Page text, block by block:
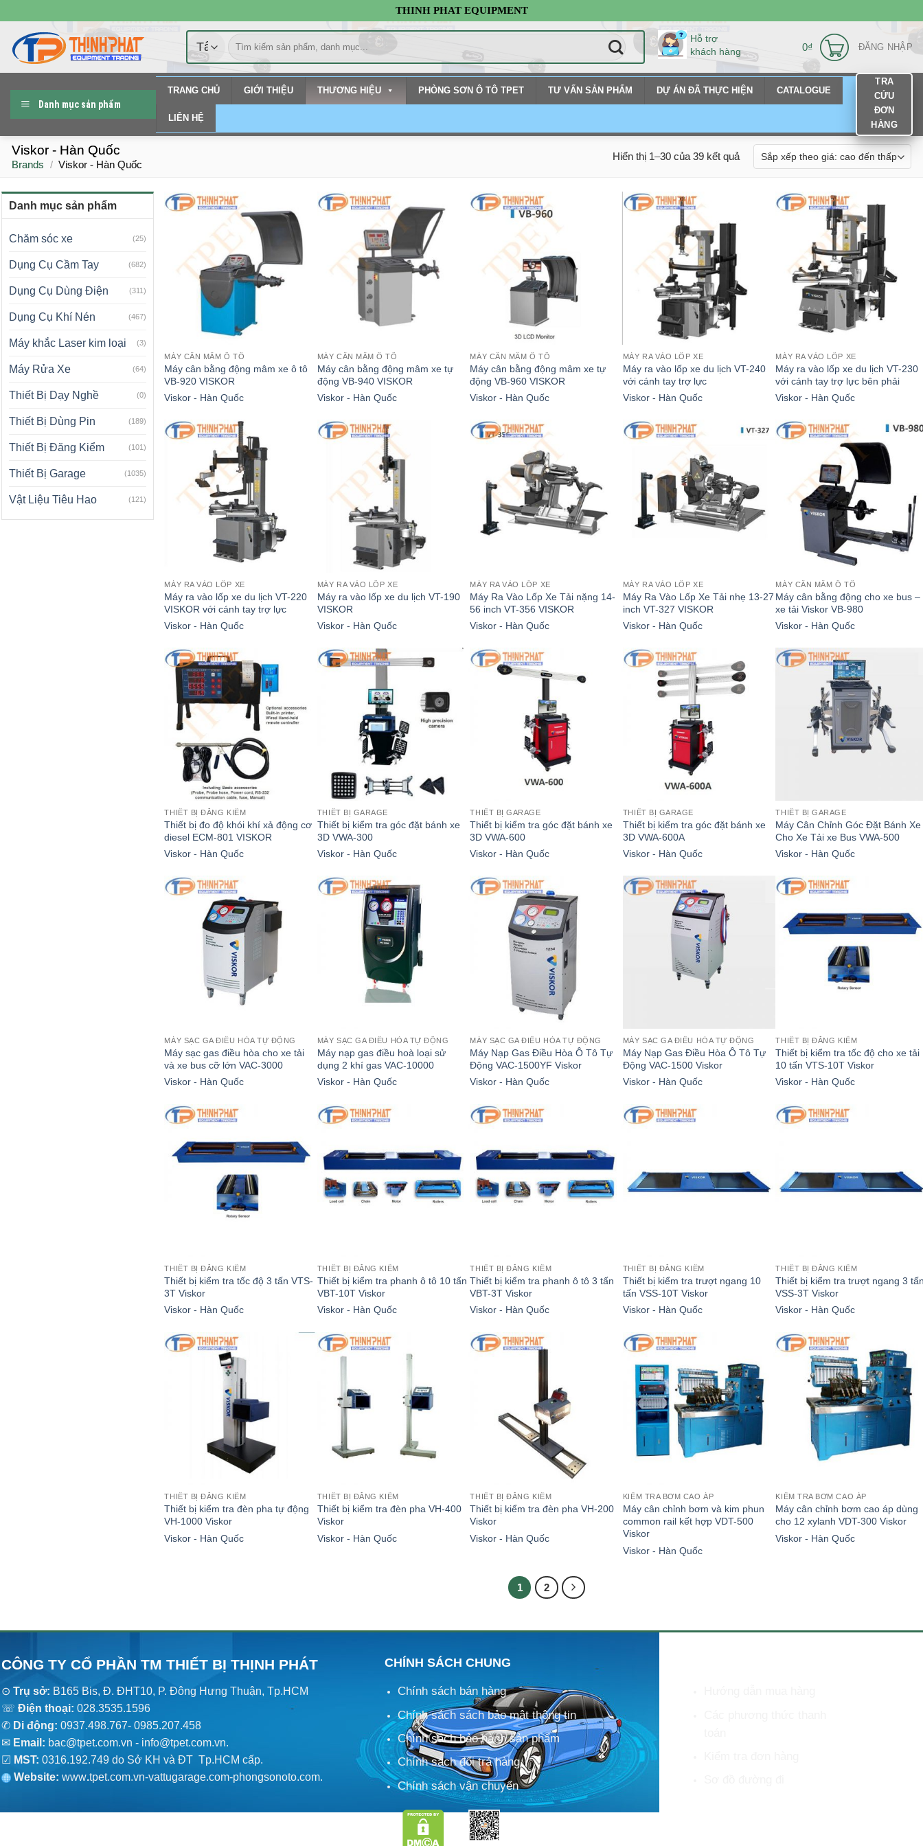
đến
nội
dung
THINH PHAT EQUIPMENT
Tìm
kiếm:
Hỗ trợ
khách hàng
0₫ ĐĂNG NHẬP
Danh mục sản phẩm
TRANG CHỦ GIỚI THIỆU THƯƠNG HIỆU PHÒNG SƠN Ô TÔ TPET TƯ VẤN SẢN PHẨM DỰ ÁN ĐÃ THỰC HIỆN CATALOGUE
LIÊN HỆ
TRA
CỨU
ĐƠN
HÀNG
Viskor - Hàn Quốc
Brands / Viskor - Hàn Quốc
Hiển thị 1–30 của 39 kết quả
Danh mục sản phẩm
Chăm sóc xe (25)
Dụng Cụ Cầm Tay (682)
Dụng Cụ Dùng Điện (311)
Dụng Cụ Khí Nén (467)
Máy khắc Laser kim loại (3)
Máy Rửa Xe (64)
Thiết Bị Dạy Nghề (0)
Thiết Bị Dùng Pin (189)
Thiết Bị Đăng Kiểm (101)
Thiết Bị Garage (1035)
Vật Liệu Tiêu Hao (121)
MÁY CÂN MÂM Ô TÔ
Máy cân bằng động mâm xe ô tô
VB-920 VISKOR
Viskor - Hàn Quốc
MÁY CÂN MÂM Ô TÔ
Máy cân bằng động mâm xe tự
động VB-940 VISKOR
Viskor - Hàn Quốc
MÁY CÂN MÂM Ô TÔ
Máy cân bằng động mâm xe tự
động VB-960 VISKOR
Viskor - Hàn Quốc
MÁY RA VÀO LỐP XE
Máy ra vào lốp xe du lịch VT-240
với cánh tay trợ lực
Viskor - Hàn Quốc
MÁY RA VÀO LỐP XE
Máy ra vào lốp xe du lịch VT-230
với cánh tay trợ lực bên phải
Viskor - Hàn Quốc
MÁY RA VÀO LỐP XE
Máy ra vào lốp xe du lịch VT-220
VISKOR với cánh tay trợ lực
Viskor - Hàn Quốc
MÁY RA VÀO LỐP XE
Máy ra vào lốp xe du lịch VT-190
VISKOR
Viskor - Hàn Quốc
MÁY RA VÀO LỐP XE
Máy Ra Vào Lốp Xe Tải nặng 14-
56 inch VT-356 VISKOR
Viskor - Hàn Quốc
MÁY RA VÀO LỐP XE
Máy Ra Vào Lốp Xe Tải nhẹ 13-27
inch VT-327 VISKOR
Viskor - Hàn Quốc
MÁY CÂN MÂM Ô TÔ
Máy cân bằng động cho xe bus –
xe tải Viskor VB-980
Viskor - Hàn Quốc
THIẾT BỊ ĐĂNG KIỂM
Thiết bị đo độ khói khí xả động cơ
diesel ECM-801 VISKOR
Viskor - Hàn Quốc
THIẾT BỊ GARAGE
Thiết bị kiểm tra góc đặt bánh xe
3D VWA-300
Viskor - Hàn Quốc
THIẾT BỊ GARAGE
Thiết bị kiểm tra góc đặt bánh xe
3D VWA-600
Viskor - Hàn Quốc
THIẾT BỊ GARAGE
Thiết bị kiểm tra góc đặt bánh xe
3D VWA-600A
Viskor - Hàn Quốc
THIẾT BỊ GARAGE
Máy Cân Chỉnh Góc Đặt Bánh Xe
Cho Xe Tải xe Bus VWA-500
Viskor - Hàn Quốc
MÁY SẠC GA ĐIỀU HÒA TỰ ĐỘNG
Máy sạc gas điều hòa cho xe tải
và xe bus cỡ lớn VAC-3000
Viskor - Hàn Quốc
MÁY SẠC GA ĐIỀU HÒA TỰ ĐỘNG
Máy nạp gas điều hoà loại sử
dụng 2 khí gas VAC-10000
Viskor - Hàn Quốc
MÁY SẠC GA ĐIỀU HÒA TỰ ĐỘNG
Máy Nạp Gas Điều Hòa Ô Tô Tự
Động VAC-1500YF Viskor
Viskor - Hàn Quốc
MÁY SẠC GA ĐIỀU HÒA TỰ ĐỘNG
Máy Nạp Gas Điều Hòa Ô Tô Tự
Động VAC-1500 Viskor
Viskor - Hàn Quốc
THIẾT BỊ ĐĂNG KIỂM
Thiết bị kiểm tra tốc độ cho xe tải
10 tấn VTS-10T Viskor
Viskor - Hàn Quốc
THIẾT BỊ ĐĂNG KIỂM
Thiết bị kiểm tra tốc độ 3 tấn VTS-
3T Viskor
Viskor - Hàn Quốc
THIẾT BỊ ĐĂNG KIỂM
Thiết bị kiểm tra phanh ô tô 10 tấn
VBT-10T Viskor
Viskor - Hàn Quốc
THIẾT BỊ ĐĂNG KIỂM
Thiết bị kiểm tra phanh ô tô 3 tấn
VBT-3T Viskor
Viskor - Hàn Quốc
THIẾT BỊ ĐĂNG KIỂM
Thiết bị kiểm tra trượt ngang 10
tấn VSS-10T Viskor
Viskor - Hàn Quốc
THIẾT BỊ ĐĂNG KIỂM
Thiết bị kiểm tra trượt ngang 3
VSS-3T Viskor
Viskor - Hàn Quốc
THIẾT BỊ ĐĂNG KIỂM
Thiết bị kiểm tra đèn pha tự động
VH-1000 Viskor
Viskor - Hàn Quốc
THIẾT BỊ ĐĂNG KIỂM
Thiết bị kiểm tra đèn pha VH-400
Viskor
Viskor - Hàn Quốc
THIẾT BỊ ĐĂNG KIỂM
Thiết bị kiểm tra đèn pha VH-200
Viskor
Viskor - Hàn Quốc
KIỂM TRA BƠM CAO ÁP
Máy cân chỉnh bơm và kim phun
common rail kết hợp VDT-500
Viskor
Viskor - Hàn Quốc
KIỂM TRA BƠM CAO ÁP
Máy cân chỉnh bơm cao áp dùng
cho 12 xylanh VDT-300 Viskor
Viskor - Hàn Quốc
1 2
CÔNG TY CỔ PHẦN TM THIẾT BỊ THỊNH PHÁT
⊙ Trụ sở: B165 Bis, Đ. ĐHT10, P. Đông Hưng Thuận, Tp.HCM
☏ Điện thoại: 028.3535.1596
✆ Di động: 0937.498.767- 0985.207.458
✉ Email: bac@tpet.com.vn - info@tpet.com.vn.
☑ MST: 0316.192.749 do Sở KH và ĐT Tp.HCM cấp.
Website: www.tpet.com.vn-vattugarage.com-phongsonoto.com.
CHÍNH SÁCH CHUNG
Chính sách bán hàng
Chính sách sách bảo mật thông tin
Chính sách bảo hành sản phẩm
Chính sách đổi trả hàng
Chính sách vận chuyển